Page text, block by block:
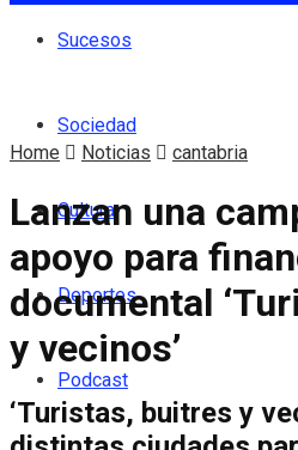
Sucesos
Sociedad
Cultura
Deportes
Podcast
Home Noticias cantabria
Lanzan una
apoyo para
documental
y vecinos’
‘Turistas, buitres y